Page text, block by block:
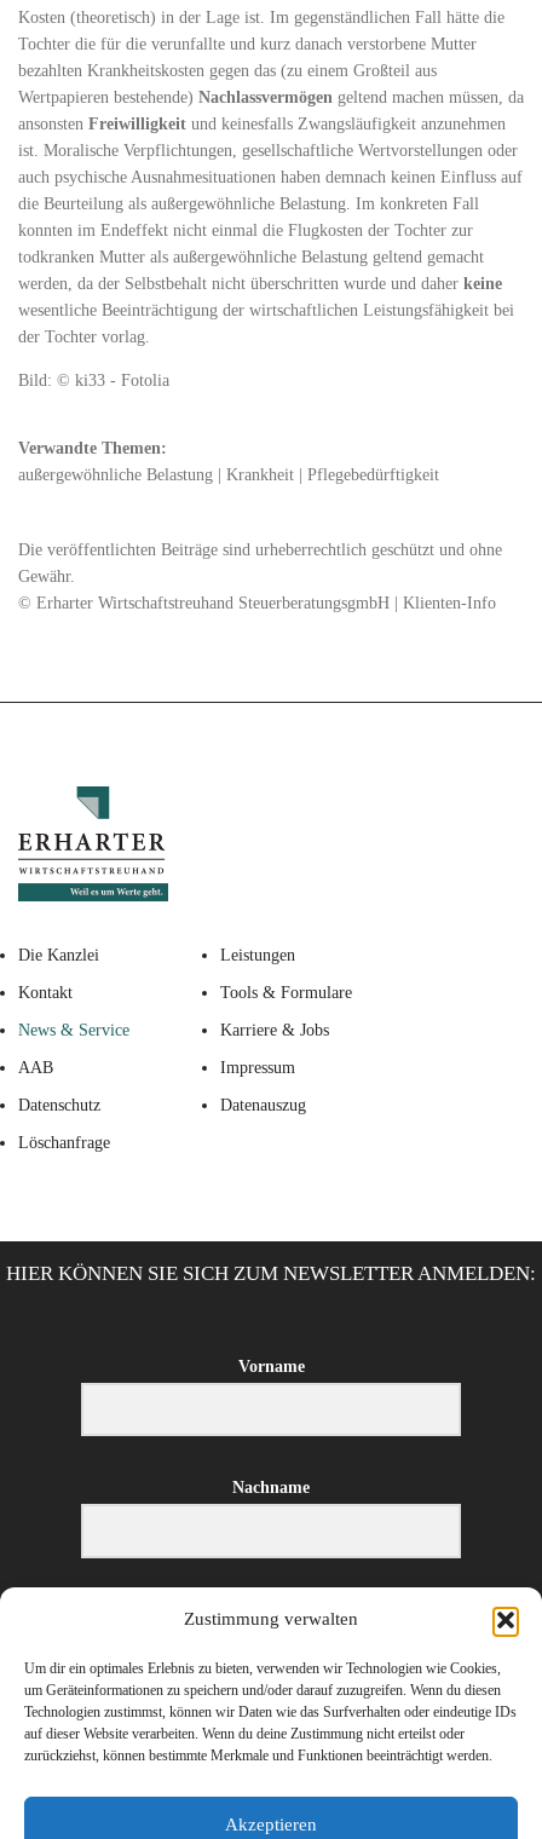
Zustimmung verwalten
Um dir ein optimales Erlebnis zu bieten, verwenden wir Technologien wie Cookies,
um Geräteinformationen zu speichern und/oder darauf zuzugreifen. Wenn du diesen
Technologien zustimmst, können wir Daten wie das Surfverhalten oder eindeutige IDs
auf dieser Website verarbeiten. Wenn du deine Zustimmung nicht erteilst oder
zurückziehst, können bestimmte Merkmale und Funktionen beeinträchtigt werden.
Akzeptieren
Kosten (theoretisch) in der Lage ist. Im gegenständlichen Fall hätte die
Tochter die für die verunfallte und kurz danach verstorbene Mutter
bezahlten Krankheitskosten gegen das (zu einem Großteil aus
Wertpapieren bestehende) Nachlassvermögen geltend machen müssen, da
ansonsten Freiwilligkeit und keinesfalls Zwangsläufigkeit anzunehmen
ist. Moralische Verpflichtungen, gesellschaftliche Wertvorstellungen oder
auch psychische Ausnahmesituationen haben demnach keinen Einfluss auf
die Beurteilung als außergewöhnliche Belastung. Im konkreten Fall
konnten im Endeffekt nicht einmal die Flugkosten der Tochter zur
todkranken Mutter als außergewöhnliche Belastung geltend gemacht
werden, da der Selbstbehalt nicht überschritten wurde und daher keine
wesentliche Beeinträchtigung der wirtschaftlichen Leistungsfähigkeit bei
der Tochter vorlag.
Bild: © ki33 - Fotolia
Verwandte Themen:
außergewöhnliche Belastung | Krankheit | Pflegebedürftigkeit
Die veröffentlichten Beiträge sind urheberrechtlich geschützt und ohne
Gewähr.
© Erharter Wirtschaftstreuhand SteuerberatungsgmbH | Klienten-Info
Die Kanzlei Leistungen
Kontakt Tools & Formulare
News & Service Karriere & Jobs
AAB Impressum
Datenschutz Datenauszug
Löschanfrage
HIER KÖNNEN SIE SICH ZUM NEWSLETTER ANMELDEN:
Vorname
Nachname
E-Mail-Adresse
ANMELDEN